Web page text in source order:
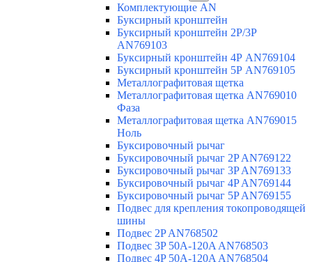
Комплектующие AN
Буксирный кронштейн
Буксирный кронштейн 2Р/3Р
AN769103
Буксирный кронштейн 4Р AN769104
Буксирный кронштейн 5Р AN769105
Металлографитовая щетка
Металлографитовая щетка AN769010
Фаза
Металлографитовая щетка AN769015
Ноль
Буксировочный рычаг
Буксировочный рычаг 2P AN769122
Буксировочный рычаг 3P AN769133
Буксировочный рычаг 4P AN769144
Буксировочный рычаг 5P AN769155
Подвес для крепления токопроводящей
шины
Подвес 2P AN768502
Подвес 3P 50A-120A AN768503
Подвес 4P 50A-120A AN768504